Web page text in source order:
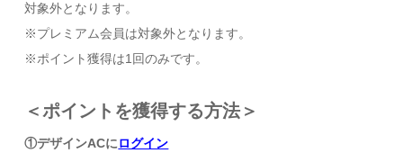
対象外となります。
※プレミアム会員は対象外となります。
※ポイント獲得は1回のみです。
＜ポイントを獲得する方法＞
①デザインACにログイン